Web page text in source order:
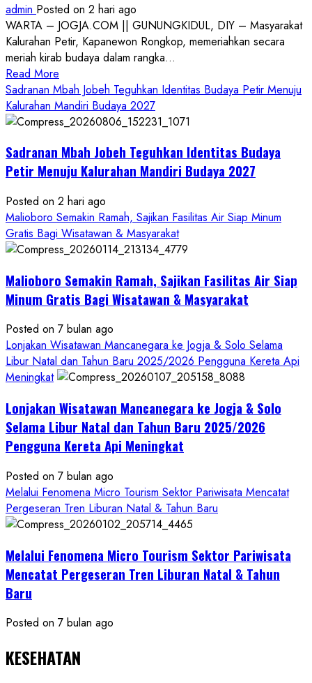
admin Posted on 2 hari ago
WARTA – JOGJA.COM || GUNUNGKIDUL, DIY – Masyarakat
Kalurahan Petir, Kapanewon Rongkop, memeriahkan secara
meriah kirab budaya dalam rangka...
Read More
more
about
Bersama
Gunungkidul
Antusiasme
Warnai
Kirab
Budaya
Sadranan
Jobeh
yang
Resmi
Sandang
Status
Kalurahan
Budaya
Sadranan Mbah Jobeh Teguhkan Identitas Budaya Petir Menuju
Kalurahan Mandiri Budaya 2027
Sadranan Mbah Jobeh Teguhkan Identitas Budaya
Petir Menuju Kalurahan Mandiri Budaya 2027
Posted on 2 hari ago
Malioboro Semakin Ramah, Sajikan Fasilitas Air Siap Minum
Gratis Bagi Wisatawan & Masyarakat
Malioboro Semakin Ramah, Sajikan Fasilitas Air Siap
Minum Gratis Bagi Wisatawan & Masyarakat
Posted on 7 bulan ago
Lonjakan Wisatawan Mancanegara ke Jogja & Solo Selama
Libur Natal dan Tahun Baru 2025/2026 Pengguna Kereta Api
Meningkat
Lonjakan Wisatawan Mancanegara ke Jogja & Solo
Selama Libur Natal dan Tahun Baru 2025/2026
Pengguna Kereta Api Meningkat
Posted on 7 bulan ago
Melalui Fenomena Micro Tourism Sektor Pariwisata Mencatat
Pergeseran Tren Liburan Natal & Tahun Baru
Melalui Fenomena Micro Tourism Sektor Pariwisata
Mencatat Pergeseran Tren Liburan Natal & Tahun
Baru
Posted on 7 bulan ago
KESEHATAN